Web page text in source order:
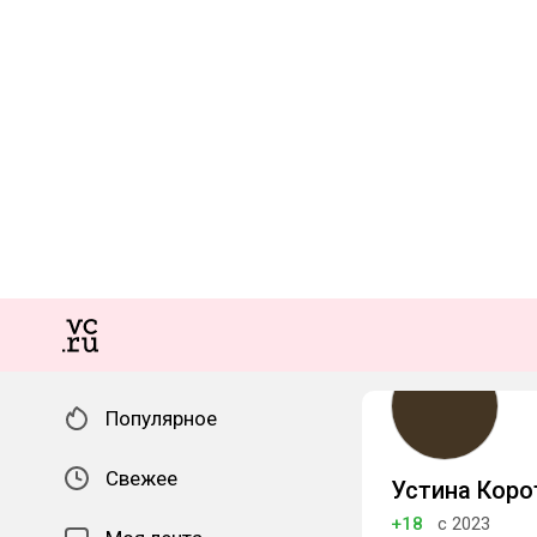
Популярное
Свежее Устина
+18 с 2023